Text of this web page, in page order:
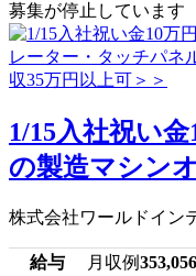
募集が停止しています
1/15入社祝い
の製造マシン
株式会社ワールドイン
給与 月収例353,056